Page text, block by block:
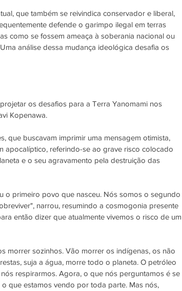
que também se reivindica conservador e liberal,
defende o garimpo ilegal em terras
como se fossem ameaça à soberania nacional ou
análise dessa mudança ideológica desafia os
os desafios para a Terra Yanomami nos
Kopenawa.
que buscavam imprimir uma mensagem otimista,
apocalíptico, referindo-se ao grave risco colocado
e o seu agravamento pela destruição das
o primeiro povo que nasceu. Nós somos o segundo
narrou, resumindo a cosmogonia presente
então dizer que atualmente vivemos o risco de um
morrer sozinhos. Vão morrer os indígenas, os não
suja a água, morre todo o planeta. O petróleo
respirarmos. Agora, o que nós perguntamos é se
que estamos vendo por toda parte. Mas nós,